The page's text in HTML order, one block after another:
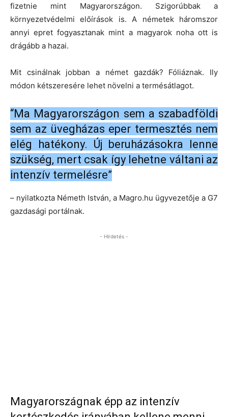
fizetnie mint Magyarországon. Szigorúbbak a
környezetvédelmi előírások is. A németek háromszor
annyi epret fogyasztanak mint a magyarok noha ott is
drágább a hazai.
Mit csinálnak jobban a német gazdák? Fóliáznak. Ily
módon kétszeresére lehet növelni a termésátlagot.
“Ma Magyarországon sem a szabadföldi
sem az üvegházas eper termesztés nem
elég hatékony. Új beruházásokra lenne
szükség, mert csak így lehetne váltani az
intenzív termelésre”
– nyilatkozta Németh István, a Magro.hu ügyvezetője a G7
gazdasági portálnak.
- Hirdetés -
Magyarországnak épp az intenzív